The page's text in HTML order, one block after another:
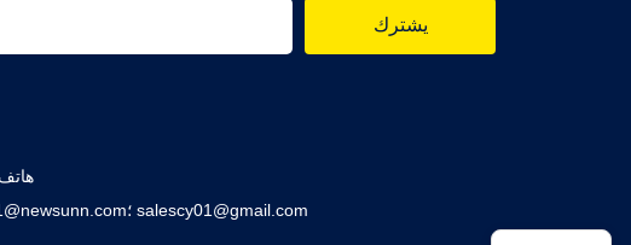
يشترك
البريد الإلكتروني: sales1@newsunn.com؛ salescy01@gmail.com